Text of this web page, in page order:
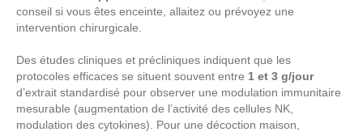
conseil si vous êtes enceinte, allaitez ou prévoyez une
intervention chirurgicale.
Des études cliniques et précliniques indiquent que les
protocoles efficaces se situent souvent entre 1 et 3 g/jour
d’extrait standardisé pour observer une modulation immunitaire
mesurable (augmentation de l’activité des cellules NK,
modulation des cytokines). Pour une décoction maison,